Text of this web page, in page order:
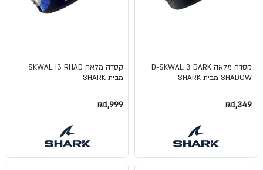
קסדה מלאה D-SKWAL 3 DARK
SHADOW מבית SHARK
₪1,349
קסדה מלאה SKWAL i3 RHAD
מבית SHARK
₪1,999